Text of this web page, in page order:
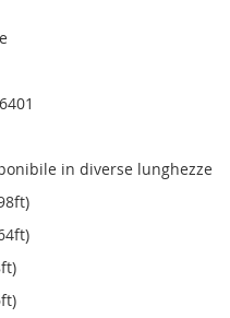
in diverse lunghezze